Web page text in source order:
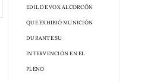
EDIL DE VOX ALCORCÓN
QUE EXHIBIÓ MUNICIÓN
DURANTE SU
INTERVENCIÓN EN EL
PLENO